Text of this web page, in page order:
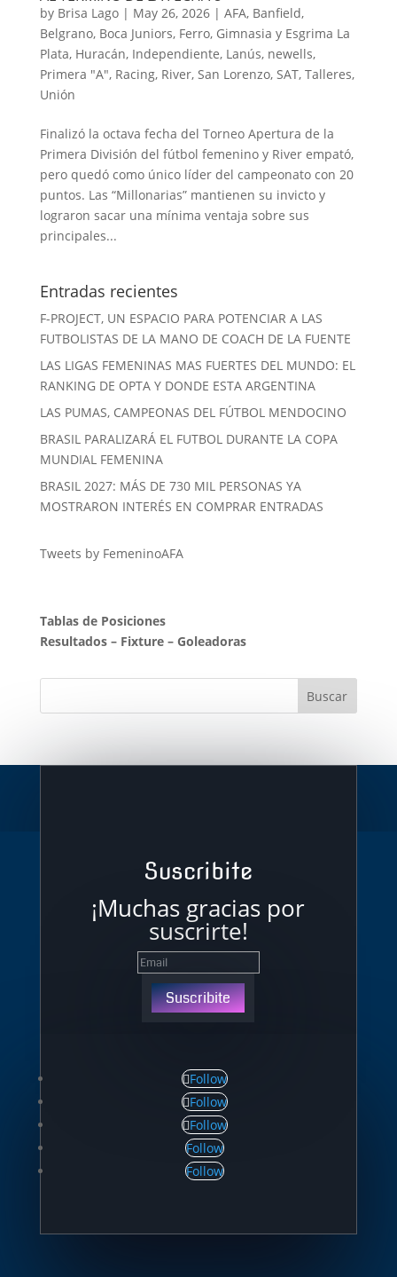
by Brisa Lago| May 26, 2026| AFA, Banfield,
Belgrano, Boca Juniors, Ferro, Gimnasia y Esgrima La
Plata, Huracán, Independiente, Lanús, newells,
Primera "A", Racing, River, San Lorenzo, SAT, Talleres,
Unión
Finalizó la octava fecha del Torneo Apertura de la
Primera División del fútbol femenino y River empató,
pero quedó como único líder del campeonato con 20
puntos. Las “Millonarias” mantienen su invicto y
lograron sacar una mínima ventaja sobre sus
principales...
Entradas recientes
F-PROJECT, UN ESPACIO PARA POTENCIAR A LAS
FUTBOLISTAS DE LA MANO DE COACH DE LA FUENTE
LAS LIGAS FEMENINAS MAS FUERTES DEL MUNDO: EL
RANKING DE OPTA Y DONDE ESTA ARGENTINA
LAS PUMAS, CAMPEONAS DEL FÚTBOL MENDOCINO
BRASIL PARALIZARÁ EL FUTBOL DURANTE LA COPA
MUNDIAL FEMENINA
BRASIL 2027: MÁS DE 730 MIL PERSONAS YA
MOSTRARON INTERÉS EN COMPRAR ENTRADAS
Tweets by FemeninoAFA
Tablas de Posiciones
Resultados– Fixture– Goleadoras
Suscribite
¡Muchas gracias por
suscrirte!
Suscribite
Follow
Follow
Follow
Follow
Follow